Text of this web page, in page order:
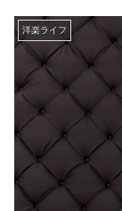
洋楽ライフ